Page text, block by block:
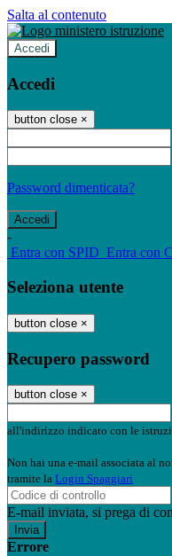
Salta al contenuto
Accedi
Accedi
button close ×
Password dimenticata?
-
Entra con SPID Entra con
Seleziona utente
button close ×
Recupero password
button close ×
all'indirizzo indicato con le
Non hai una e-mail associata al
tramite la Login Spaggiari
E-mail inviata, si prega di
Errore